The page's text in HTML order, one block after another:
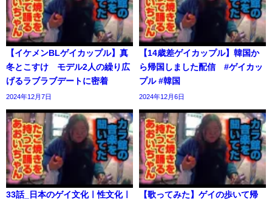
【イケメンBLゲイカップル】真
冬とこすけ モデル2人の繰り広
げるラブラブデートに密着
2024年12月7日
【14歳差ゲイカップル】韓国か
ら帰国しました配信 #ゲイカッ
プル #韓国
2024年12月6日
33話_日本のゲイ文化ㅣ性文化ㅣ
【歌ってみた】ゲイの歩いて帰